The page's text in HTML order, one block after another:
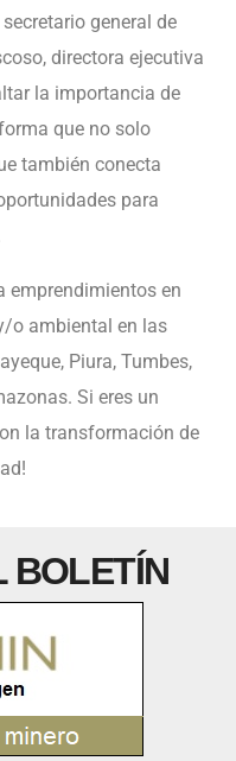
general de
directora ejecutiva
la importancia de
que no solo
también conecta
para
emprendimientos en
o ambiental en las
Piura, Tumbes,
Si eres un
la transformación de
BOLETÍN